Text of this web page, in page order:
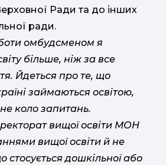
Ради та до інших
ради.
омбудсменом я
більше, ніж за все
Йдеться про те, що
займаються освітою,
коло запитань.
вищої освіти МОН
вищої освіти й не
стосується дошкільної або